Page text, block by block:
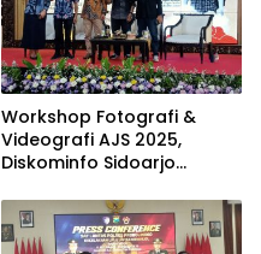
Workshop Fotografi &
Videografi AJS 2025,
Diskominfo Sidoarjo
Angkat Sejarah dan
Budaya